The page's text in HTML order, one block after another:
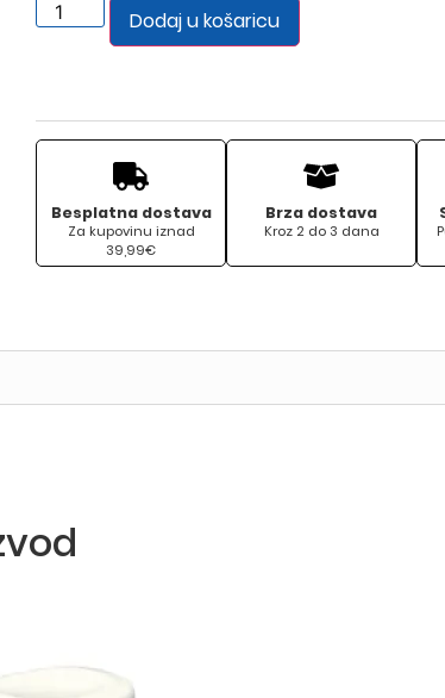
Dodaj u košaricu
Besplatna dostava
Za kupovinu iznad
39,99€
Brza dostava
Kroz 2 do 3 dana